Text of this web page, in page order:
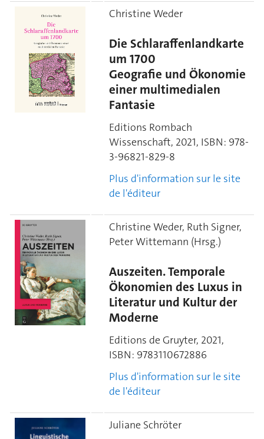
Christine Weder
Die Schlaraffenlandkarte
um 1700
Geografie und Ökonomie
einer multimedialen
Fantasie
Editions Rombach
Wissenschaft, 2021, ISBN: 978-
3-96821-829-8
Plus d'information sur le site
de l'éditeur
Christine Weder, Ruth Signer,
Peter Wittemann (Hrsg.)
Auszeiten. Temporale
Ökonomien des Luxus in
Literatur und Kultur der
Moderne
Editions de Gruyter, 2021,
ISBN: 9783110672886
Plus d'information sur le site
de l'éditeur
Juliane Schröter